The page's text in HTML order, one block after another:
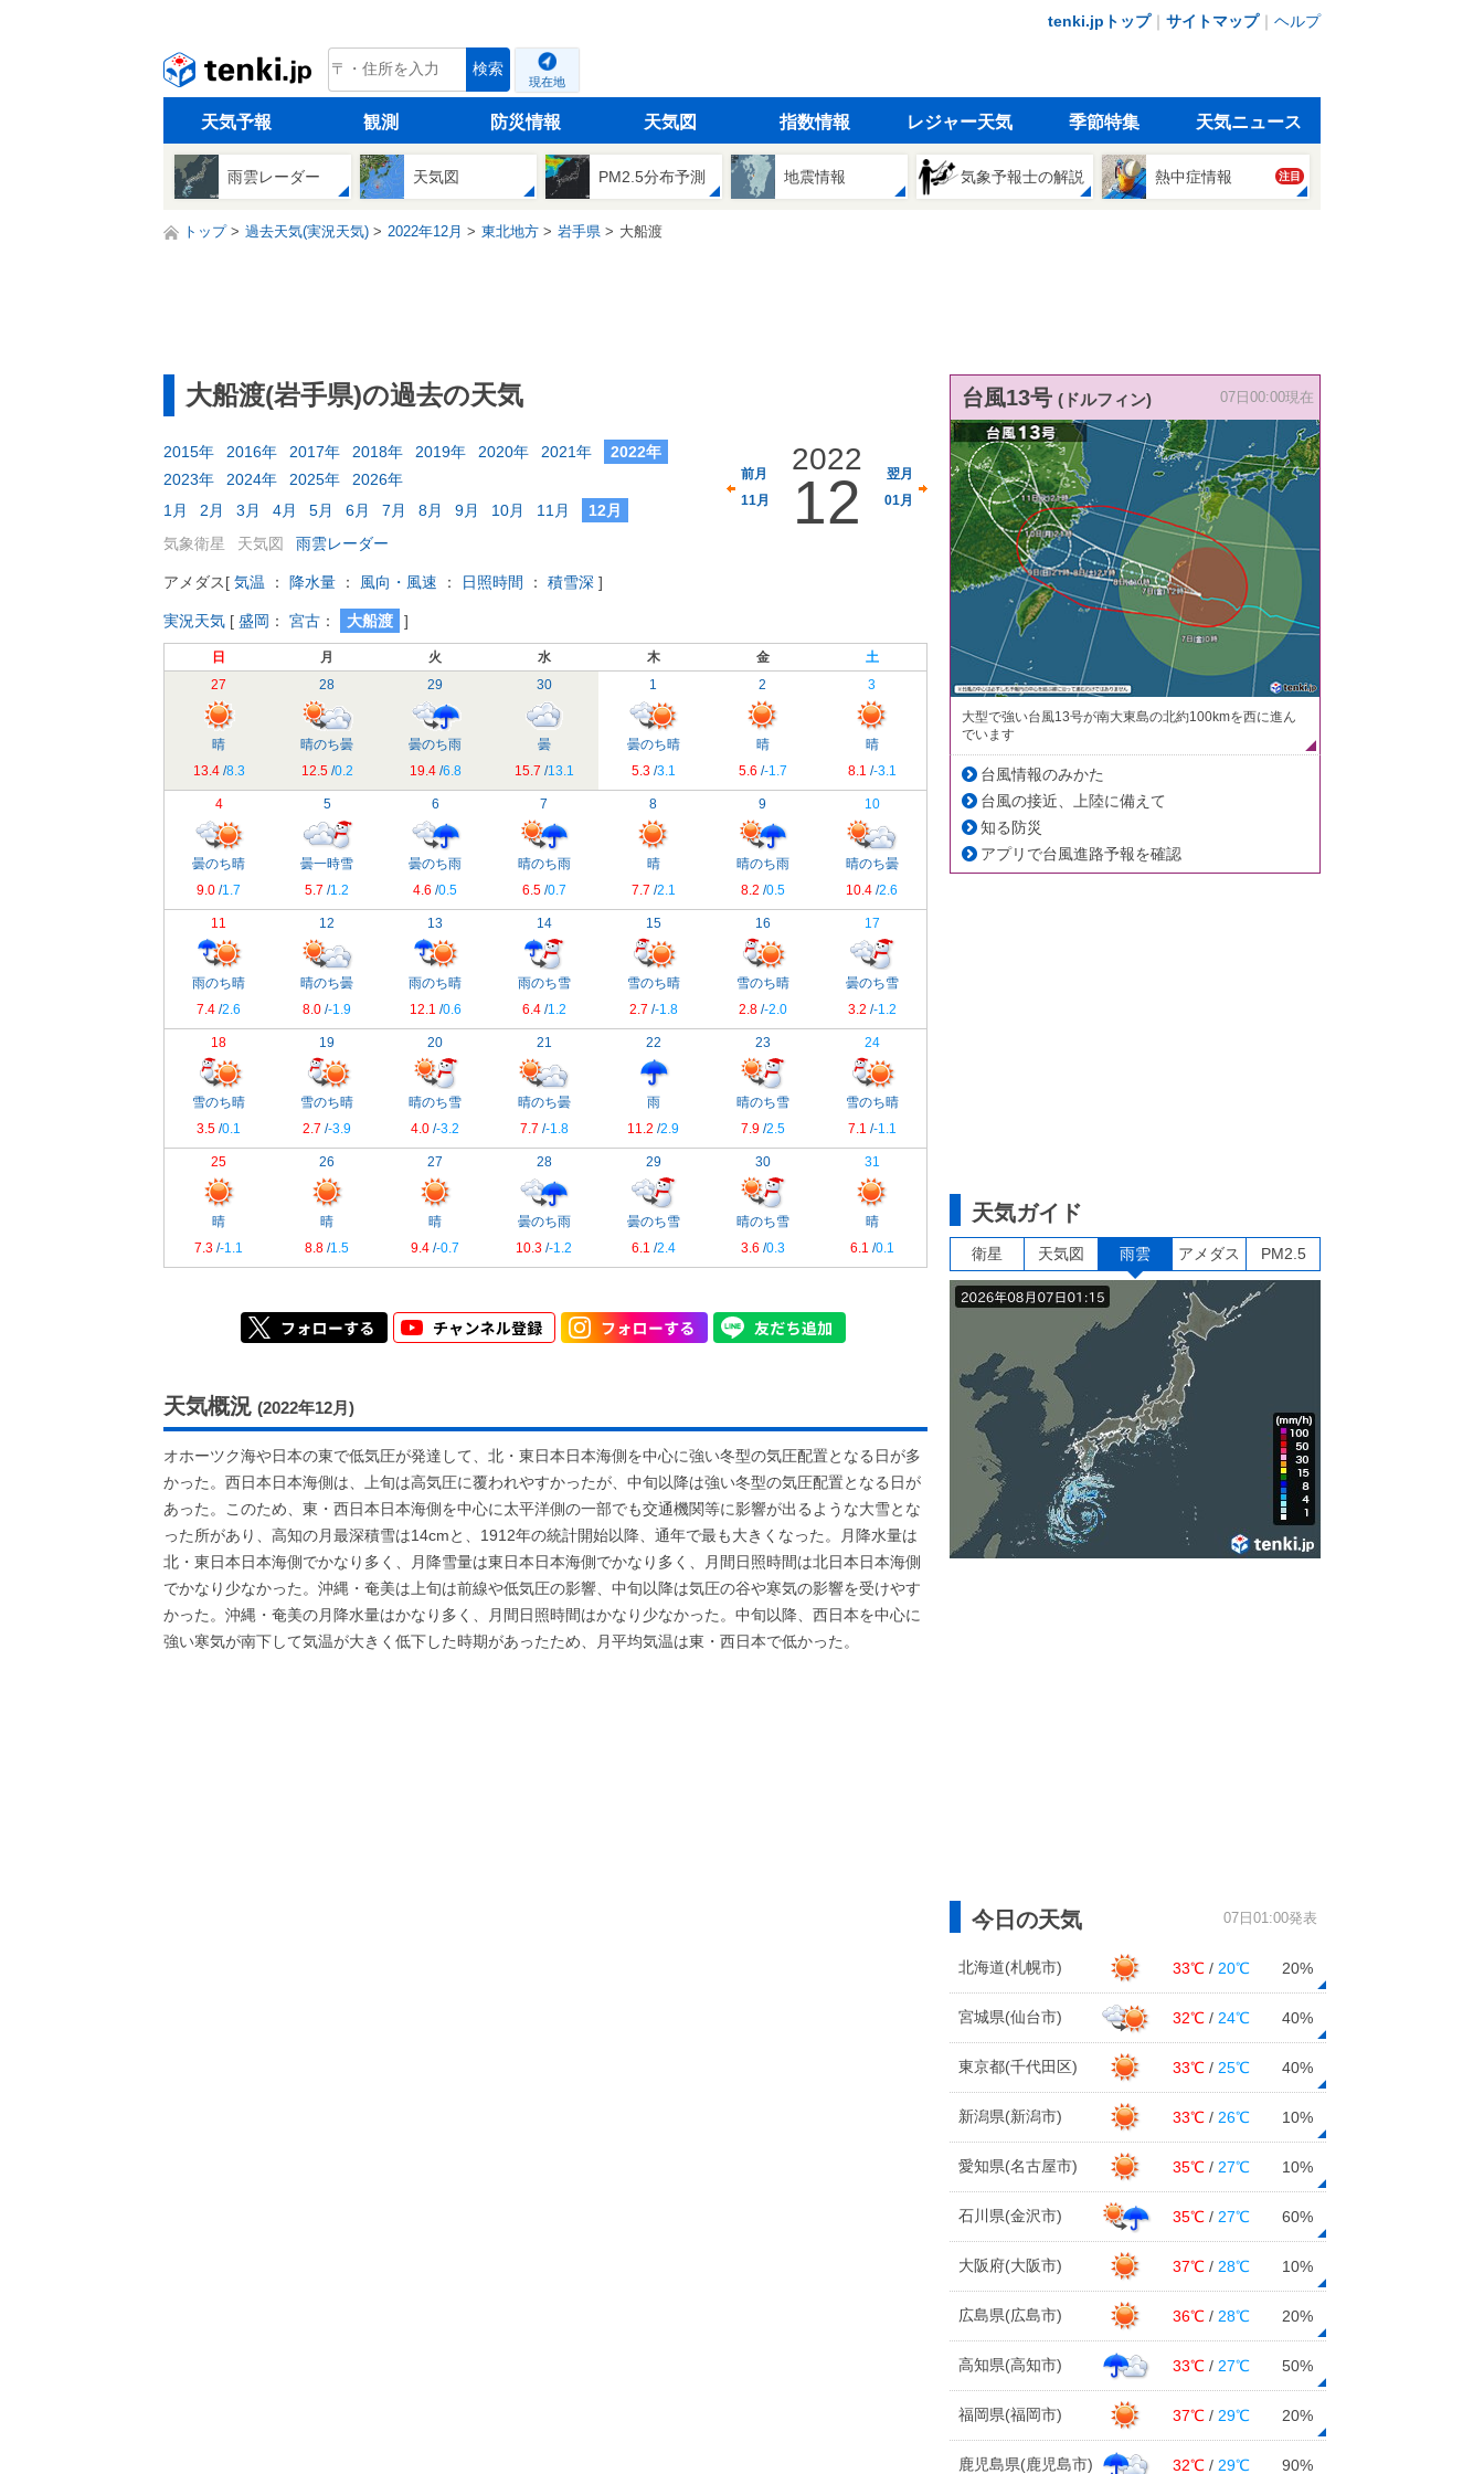
tenki.jpトップ｜ サイトマップ｜ ヘルプ
tenki.jp 検索
現在地
天気予報 観測 防災情報 天気図 指数情報 レジャー天気 季節特集 天気ニュース
雨雲レーダー 天気図 PM2.5分布予測 地震情報 気象予報士の解説 熱中症情報 注目
トップ 過去天気(実況天気) 2022年12月 東北地方 岩手県 大船渡
大船渡(岩手県)の過去の天気
翌月
01月
2022
12
前月
11月
2015年 2016年 2017年 2018年 2019年 2020年 2021年
2022年
2023年
2024年 2025年
2026年
1月
2月 3月 4月 5月 6月 7月 8月 9月 10月 11月
12月
気象衛星
天気図 雨雲レーダー
アメダス[ 気温 ： 降水量 ： 風向・風速 ： 日照時間 ： 積雪深 ]
実況天気 [ 盛岡 ： 宮古 ： 大船渡 ]
日 月 火 水 木 金
土
27
晴
13.4 /8.3
28
晴のち曇
12.5 /0.2
29
曇のち雨
19.4 /6.8
30
曇
15.7 /13.1
1
曇のち晴
5.3 /3.1
2
晴
5.6 /-1.7
3
晴
8.1 /-3.1
4
曇のち晴
9.0 /1.7
5
曇一時雪
5.7 /1.2
6
曇のち雨
4.6 /0.5
7
晴のち雨
6.5 /0.7
8
晴
7.7 /2.1
9
晴のち雨
8.2 /0.5
10
晴のち曇
10.4 /2.6
11
雨のち晴
7.4 /2.6
12
晴のち曇
8.0 /-1.9
13
雨のち晴
12.1 /0.6
14
雨のち雪
6.4 /1.2
15
雪のち晴
2.7 /-1.8
16
雪のち晴
2.8 /-2.0
17
曇のち雪
3.2 /-1.2
18
雪のち晴
3.5 /0.1
19
雪のち晴
2.7 /-3.9
20
晴のち雪
4.0 /-3.2
21
晴のち曇
7.7 /-1.8
22
雨
11.2 /2.9
23
晴のち雪
7.9 /2.5
24
雪のち晴
7.1 /-1.1
25
晴
7.3 /-1.1
26
晴
8.8 /1.5
27
晴
9.4 /-0.7
28
曇のち雨
10.3 /-1.2
29
曇のち雪
6.1 /2.4
30
晴のち雪
3.6 /0.3
31
晴
6.1 /0.1
天気概況 (2022年12月)
オホーツク海や日本の東で低気圧が発達して、北・東日本日本海側を中心に強い冬型の気圧配置となる日が多
かった。西日本日本海側は、上旬は高気圧に覆われやすかったが、中旬以降は強い冬型の気圧配置となる日が
あった。このため、東・西日本日本海側を中心に太平洋側の一部でも交通機関等に影響が出るような大雪とな
った所があり、高知の月最深積雪は14cmと、1912年の統計開始以降、通年で最も大きくなった。月降水量は
北・東日本日本海側でかなり多く、月降雪量は東日本日本海側でかなり多く、月間日照時間は北日本日本海側
でかなり少なかった。沖縄・奄美は上旬は前線や低気圧の影響、中旬以降は気圧の谷や寒気の影響を受けやす
かった。沖縄・奄美の月降水量はかなり多く、月間日照時間はかなり少なかった。中旬以降、西日本を中心に
強い寒気が南下して気温が大きく低下した時期があったため、月平均気温は東・西日本で低かった。
台風13号 (ドルフィン) 07日00:00現在
大型で強い台風13号が南大東島の北約100kmを西に進ん
でいます
台風情報のみかた
台風の接近、上陸に備えて
知る防災
アプリで台風進路予報を確認
天気ガイド
衛星 天気図 雨雲 アメダス PM2.5
今日の天気 07日01:00発表
北海道(札幌市) 33℃ / 20℃ 20%
宮城県(仙台市) 32℃ / 24℃ 40%
東京都(千代田区) 33℃ / 25℃ 40%
新潟県(新潟市) 33℃ / 26℃ 10%
愛知県(名古屋市) 35℃ / 27℃ 10%
石川県(金沢市) 35℃ / 27℃ 60%
大阪府(大阪市) 37℃ / 28℃ 10%
広島県(広島市) 36℃ / 28℃ 20%
高知県(高知市) 33℃ / 27℃ 50%
福岡県(福岡市) 37℃ / 29℃ 20%
鹿児島県(鹿児島市) 32℃ / 29℃ 90%